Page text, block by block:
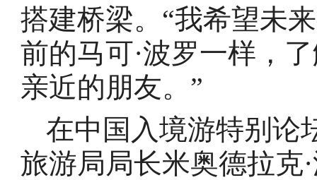
搭建桥梁。“我希望未
前的马可·波罗一样，
亲近的朋友。”
在中国入境游特别论
旅游局局长米奥德拉克